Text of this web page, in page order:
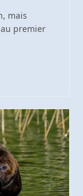
mais
premier